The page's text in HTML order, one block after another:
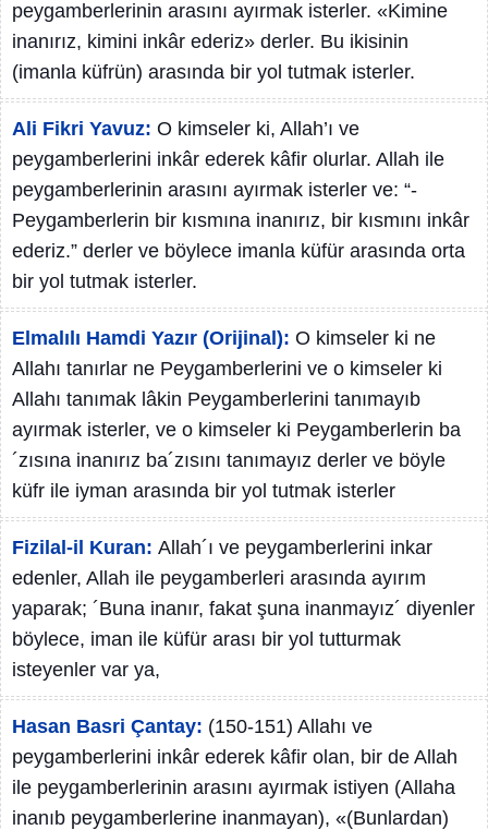
peygamberlerinin arasını ayırmak isterler. «Kimine
inanırız, kimini inkâr ederiz» derler. Bu ikisinin
(imanla küfrün) arasında bir yol tutmak isterler.
Ali Fikri Yavuz: O kimseler ki, Allah’ı ve
peygamberlerini inkâr ederek kâfir olurlar. Allah ile
peygamberlerinin arasını ayırmak isterler ve: “-
Peygamberlerin bir kısmına inanırız, bir kısmını inkâr
ederiz.” derler ve böylece imanla küfür arasında orta
bir yol tutmak isterler.
Elmalılı Hamdi Yazır (Orijinal): O kimseler ki ne
Allahı tanırlar ne Peygamberlerini ve o kimseler ki
Allahı tanımak lâkin Peygamberlerini tanımayıb
ayırmak isterler, ve o kimseler ki Peygamberlerin ba
´zısına inanırız ba´zısını tanımayız derler ve böyle
küfr ile iyman arasında bir yol tutmak isterler
Fizilal-il Kuran: Allah´ı ve peygamberlerini inkar
edenler, Allah ile peygamberleri arasında ayırım
yaparak; ´Buna inanır, fakat şuna inanmayız´ diyenler
böylece, iman ile küfür arası bir yol tutturmak
isteyenler var ya,
Hasan Basri Çantay: (150-151) Allahı ve
peygamberlerini inkâr ederek kâfir olan, bir de Allah
ile peygamberlerinin arasını ayırmak istiyen (Allaha
inanıb peygamberlerine inanmayan), «(Bunlardan)